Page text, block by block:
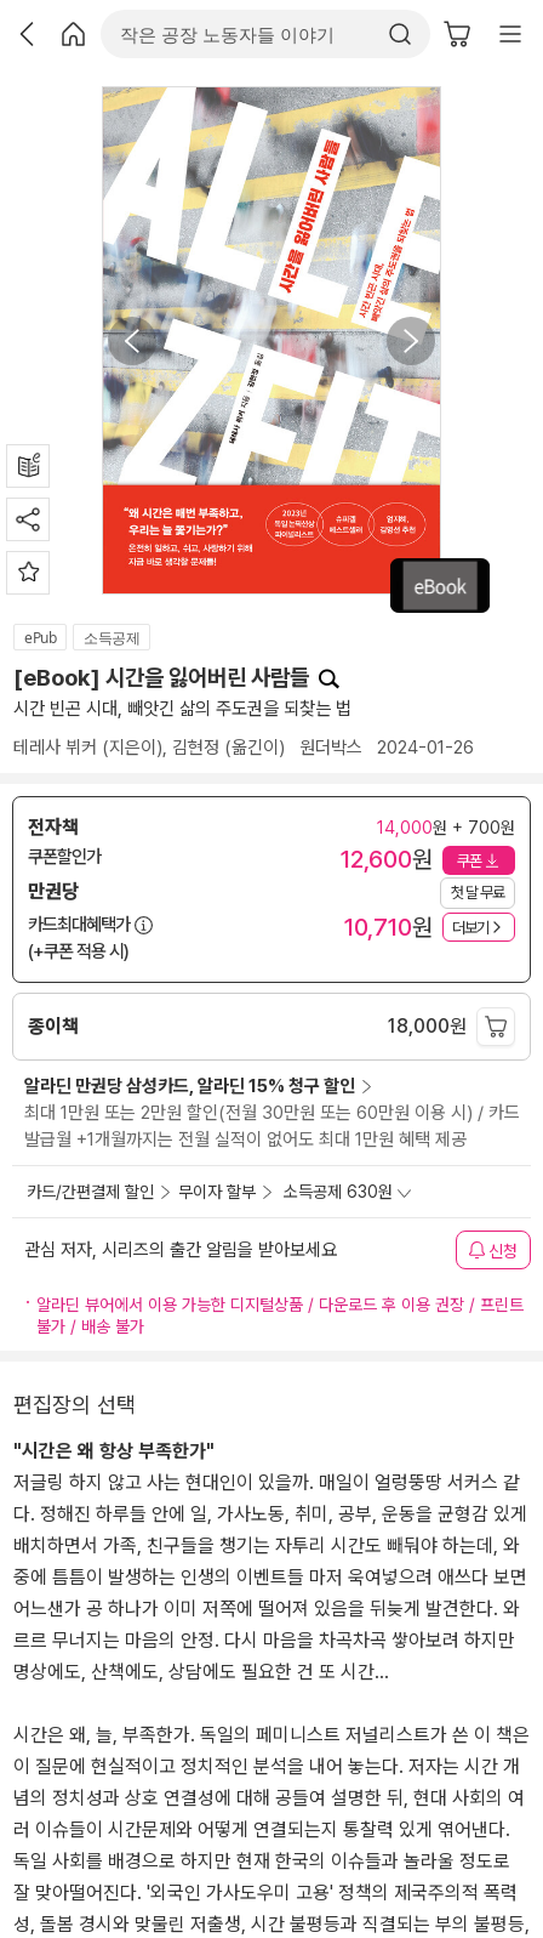
ePub 소득공제
[eBook] 시간을 잃어버린 사람들
시간 빈곤 시대, 빼앗긴 삶의 주도권을 되찾는 법
테레사 뷔커 (지은이), 김현정 (옮긴이) 원더박스 2024-01-26
전자책 14,000원 + 700원
쿠폰할인가 12,600원 쿠폰
만권당 첫 달 무료
카드최대혜택가
(+쿠폰 적용 시)
10,710원 더보기
종이책 18,000원
알라딘 만권당 삼성카드, 알라딘 15% 청구 할인
최대 1만원 또는 2만원 할인(전월 30만원 또는 60만원 이용 시) / 카드
발급월 +1개월까지는 전월 실적이 없어도 최대 1만원 혜택 제공
카드/간편결제 할인 무이자 할부 소득공제 630원
관심 저자, 시리즈의 출간 알림을 받아보세요 신청
알라딘 뷰어에서 이용 가능한 디지털상품 / 다운로드 후 이용 권장 / 프린트
불가 / 배송 불가
편집장의 선택
"시간은 왜 항상 부족한가"
저글링 하지 않고 사는 현대인이 있을까. 매일이 얼렁뚱땅 서커스 같
다. 정해진 하루들 안에 일, 가사노동, 취미, 공부, 운동을 균형감 있게
배치하면서 가족, 친구들을 챙기는 자투리 시간도 빼둬야 하는데, 와
중에 틈틈이 발생하는 인생의 이벤트들 마저 욱여넣으려 애쓰다 보면
어느샌가 공 하나가 이미 저쪽에 떨어져 있음을 뒤늦게 발견한다. 와
르르 무너지는 마음의 안정. 다시 마음을 차곡차곡 쌓아보려 하지만
명상에도, 산책에도, 상담에도 필요한 건 또 시간...
시간은 왜, 늘, 부족한가. 독일의 페미니스트 저널리스트가 쓴 이 책은
이 질문에 현실적이고 정치적인 분석을 내어 놓는다. 저자는 시간 개
념의 정치성과 상호 연결성에 대해 공들여 설명한 뒤, 현대 사회의 여
러 이슈들이 시간문제와 어떻게 연결되는지 통찰력 있게 엮어낸다.
독일 사회를 배경으로 하지만 현재 한국의 이슈들과 놀라울 정도로
잘 맞아떨어진다. '외국인 가사도우미 고용' 정책의 제국주의적 폭력
성, 돌봄 경시와 맞물린 저출생, 시간 불평등과 직결되는 부의 불평등,